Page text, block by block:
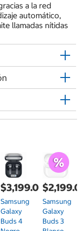
a la red
automático,
llamadas nítidas
$3,199.00
Samsung
Galaxy
Buds 4
Samsung
Galaxy
Buds 3